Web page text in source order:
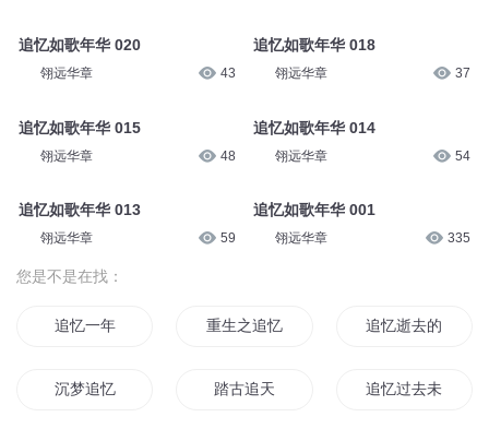
追忆如歌年华 020
翎远华章 43
追忆如歌年华 015
翎远华章 48
追忆如歌年华 013
翎远华章 59
追忆如歌年华 018
翎远华章 37
追忆如歌年华 014
翎远华章 54
追忆如歌年华 001
翎远华章 335
您是不是在找：
追忆一年 重生之追忆人生 追忆逝去的青春
沉梦追忆 踏古追天 追忆过去未来